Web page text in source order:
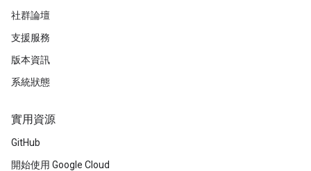
社群論壇
支援服務
版本資訊
系統狀態
實用資源
GitHub
開始使用 Google Cloud